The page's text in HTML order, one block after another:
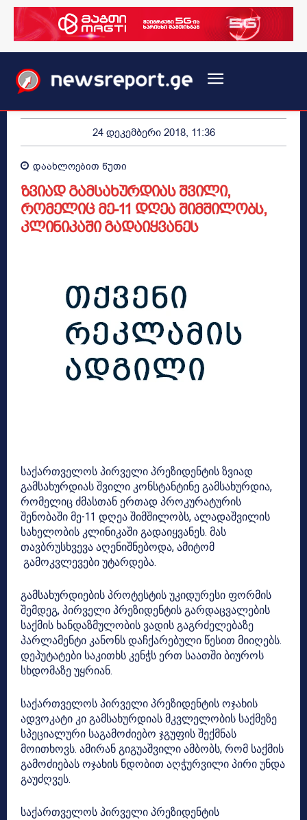
24 დეკემბერი 2018, 11:36
დაახლოებით წუთი
ზვიად გამსახურდიას შვილი,
რომელიც მე-11 დღეა შიმშილობს,
კლინიკაში გადაიყვანეს
საქართველოს პირველი პრეზიდენტის ზვიად
გამსახურდიას შვილი კონსტანტინე გამსახურდია,
რომელიც ძმასთან ერთად პროკურატურის
შენობაში მე-11 დღეა შიმშილობს, ალადაშვილის
სახელობის კლინიკაში გადაიყვანეს. მას
თავბრუსხვევა აღენიშნებოდა, ამიტომ
გამოკვლევები უტარდება.
გამსახურდიების პროტესტის უკიდურესი ფორმის
შემდეგ, პირველი პრეზიდენტის გარდაცვალების
საქმის ხანდაზმულობის ვადის გაგრძელებაზე
პარლამენტი კანონს დაჩქარებული წესით მიიღებს.
დეპუტატები საკითხს კენჭს ერთ საათში ბიუროს
სხდომაზე უყრიან.
საქართველოს პირველი პრეზიდენტის ოჯახის
ადვოკატი კი გამსახურდიას მკვლელობის საქმეზე
სპეციალური საგამოძიებო ჯგუფის შექმნას
მოითხოვს. ამირან გიგუაშვილი ამბობს, რომ საქმის
გამოძიებას ოჯახის ნდობით აღჭურვილი პირი უნდა
გაუძღვეს.
საქართველოს პირველი პრეზიდენტის